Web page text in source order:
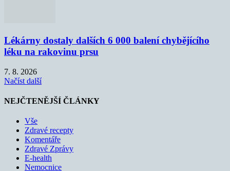
Lékárny dostaly dalších 6 000 balení chybějícího
léku na rakovinu prsu
7. 8. 2026
Načíst další
NEJČTENĚJŠÍ ČLÁNKY
Vše
Zdravé recepty
Komentáře
Zdravé Zprávy
E-health
Nemocnice